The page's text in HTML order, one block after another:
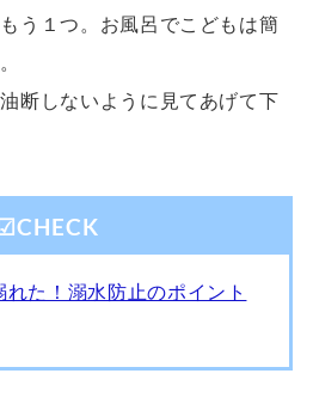
う１つ。お風呂でこどもは簡
断しないように見てあげて下
た！溺水防止のポイント